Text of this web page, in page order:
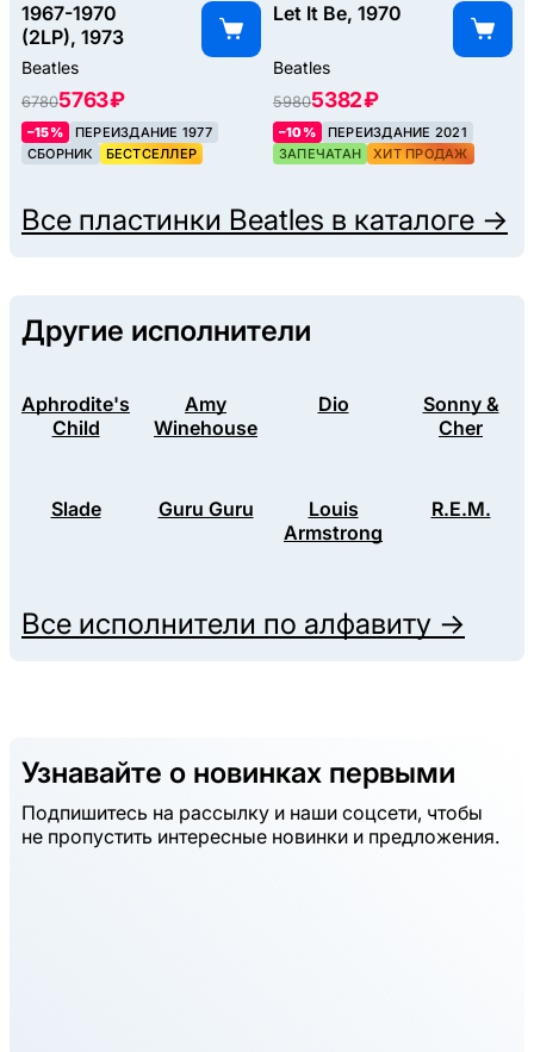
1967-1970
(2LP), 1973
Beatles
67805763 ₽
–15%
ПЕРЕИЗДАНИЕ 1977
СБОРНИК
БЕСТСЕЛЛЕР
Let It Be, 1970
Beatles
59805382 ₽
–10%
ПЕРЕИЗДАНИЕ 2021
ЗАПЕЧАТАН
ХИТ ПРОДАЖ
Все пластинки Beatles в каталоге →
Другие исполнители
Aphrodite's
Child
Amy
Winehouse
Dio
Sonny &
Cher
Slade Guru Guru
Louis
Armstrong
R.E.M.
Все исполнители по алфавиту →
Узнавайте о новинках первыми
Подпишитесь на рассылку и наши соцсети, чтобы
не пропустить интересные новинки и предложения.